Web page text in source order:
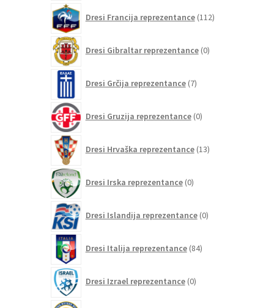
Dresi Francija reprezentance 112izdelkov
Dresi Gibraltar reprezentance 0izdelkov
Dresi Grčija reprezentance 7izdelkov
Dresi Gruzija reprezentance 0izdelkov
Dresi Hrvaška reprezentance 13izdelkov
Dresi Irska reprezentance 0izdelkov
Dresi Islandija reprezentance 0izdelkov
Dresi Italija reprezentance 84izdelkov
Dresi Izrael reprezentance 0izdelkov